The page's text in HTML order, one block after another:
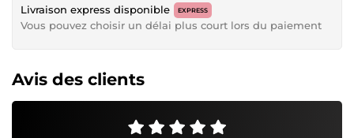
Livraison express disponible EXPRESS
Vous pouvez choisir un délai plus court lors du paiement
Avis des clients